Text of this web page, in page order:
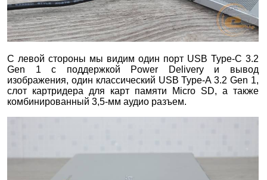
С левой стороны мы видим один порт USB Type-C 3.2
Gen 1 с поддержкой Power Delivery и вывод
изображения, один классический USB Type-A 3.2 Gen 1,
слот картридера для карт памяти Micro SD, а также
комбинированный 3,5-мм аудио разъем.